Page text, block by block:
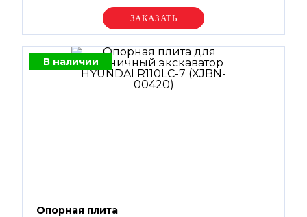
Уточняйте цену
В наличии
Опорная плита